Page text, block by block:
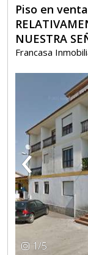
Piso en
NUESTRA
Francasa
‹
1/5